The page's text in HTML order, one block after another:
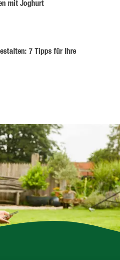
mit Joghurt
7 Tipps für Ihre